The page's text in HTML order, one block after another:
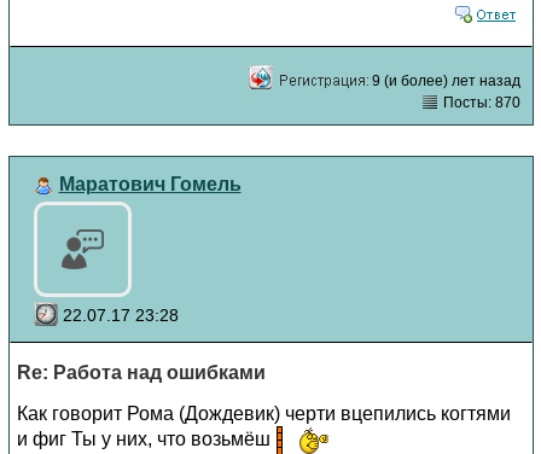
9 (и более) лет назад
Посты: 870
Маратович Гомель
22.07.17 23:28
Re: Работа над ошибками
Как говорит Рома (Дождевик) черти вцепились когтями
и фиг Ты у них, что возьмёш